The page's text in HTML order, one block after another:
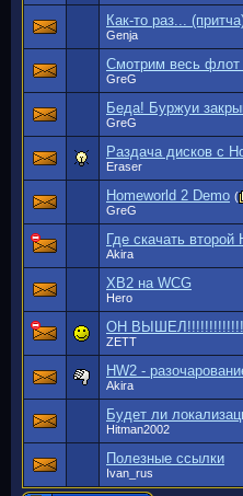
Как-то раз...
Genja
Смотрим весь флот
GreG
Беда! Буржуи
GreG
Раздача дисков с
Eraser
Homeworld 2 Demo (
GreG
Где скачать второй
Akira
ХВ2 на WCG
Hero
ОН
ZETT
HW2 -
Akira
Будет ли
Hitman2002
Полезные ссылки
Ivan_rus